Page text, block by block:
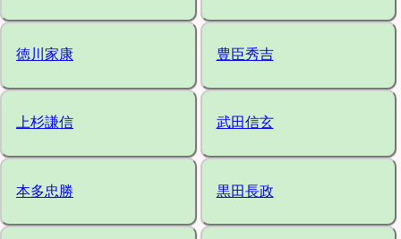
徳川家康 豊臣秀吉
上杉謙信 武田信玄
本多忠勝 黒田長政